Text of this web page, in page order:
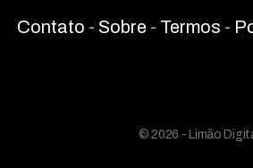
Contato - Sobre - Termos -
© 2026 - Limão